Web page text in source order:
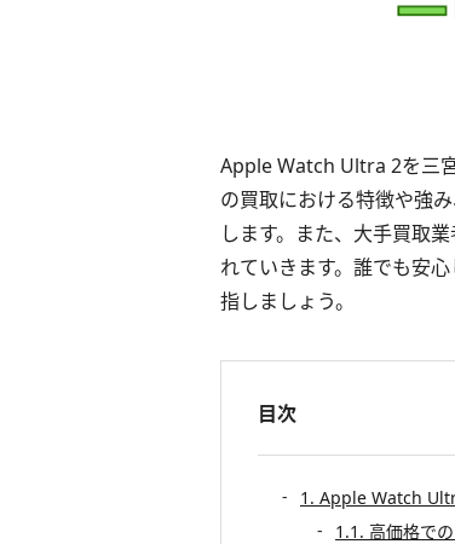
Apple Watch Ultra 2を三
の買取における特徴や強
します。また、大手買取
れていきます。誰でも安
指しましょう。
目次
1. Apple Watch
1.1. 高価格で